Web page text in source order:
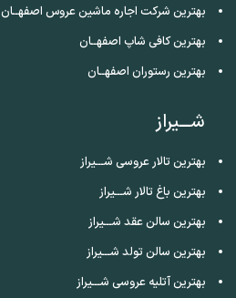
بهترین شرکت اجاره ماشین عروس اصفهــان
بهترین کافی شاپ اصفهــان
بهترین رستوران اصفهــان
شـــیراز
بهترین تالار عروسی شـــیراز
بهترین باغ تالار شـــیراز
بهترین سالن عقد شـــیراز
بهترین سالن تولد شـــیراز
بهترین آتلیه عروسی شـــیراز